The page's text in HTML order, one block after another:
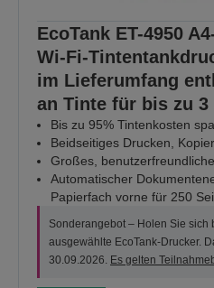
EcoTank ET-4950
Wi-Fi-
im Lieferumfang
an Tinte für bis zu 3
Bis zu 95% Tintenkosten
Beidseitiges Drucken,
Großes,
Automatischer
Papierfach vorne für 250
Sonderangebot – Holen Sie sich
ausgewählte EcoTank-Drucker.
30.09.2026. Es gelten